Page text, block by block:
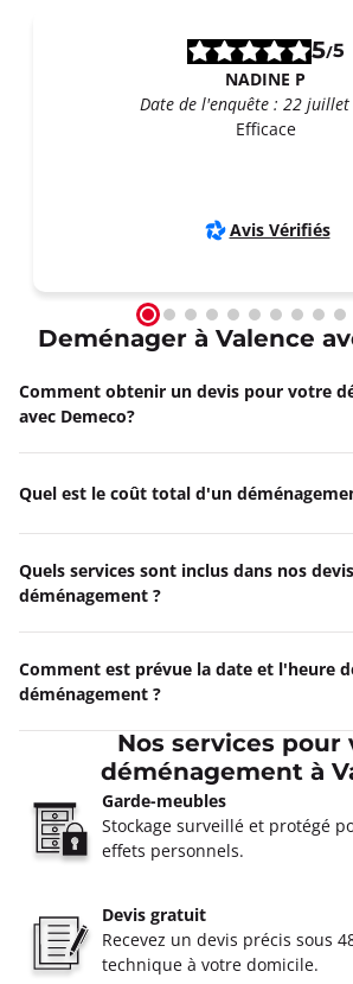
5/5
NADINE P
Date de l'enquête : 22
Efficace
Avis Vérifiés
Deménager à Valence
Comment obtenir un devis pour votre
avec Demeco?
Quel est le coût total d'un
Quels services sont inclus dans nos
déménagement ?
Comment est prévue la date et l'heure
déménagement ?
Nos services pour
déménagement à
Garde-meubles
Stockage surveillé et protégé
effets personnels.
Devis gratuit
Recevez un devis précis sous
technique à votre domicile.